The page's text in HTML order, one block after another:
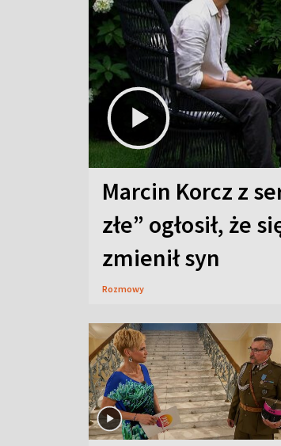
Marcin Korcz z
złe” ogłosił, że
zmienił syn
Rozmowy